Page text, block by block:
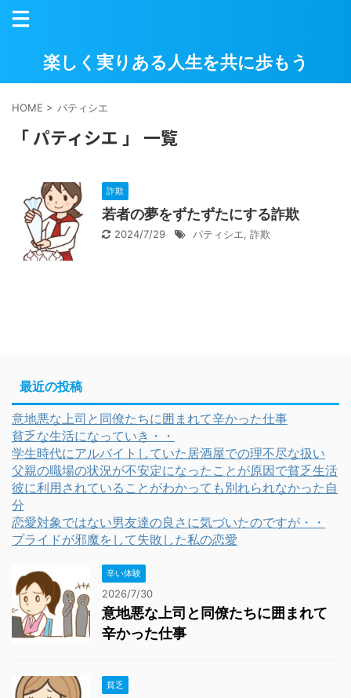
楽しく実りある人生を共に歩もう
HOME > パティシエ
「 パティシエ 」 一覧
詐欺
若者の夢をずたずたにする詐欺
2024/7/29 パティシエ, 詐欺
最近の投稿
意地悪な上司と同僚たちに囲まれて辛かった仕事
貧乏な生活になっていき・・
学生時代にアルバイトしていた居酒屋での理不尽な扱い
父親の職場の状況が不安定になったことが原因で貧乏生活
彼に利用されていることがわかっても別れられなかった自
分
恋愛対象ではない男友達の良さに気づいたのですが・・
プライドが邪魔をして失敗した私の恋愛
辛い体験
2026/7/30
意地悪な上司と同僚たちに囲まれて
辛かった仕事
貧乏